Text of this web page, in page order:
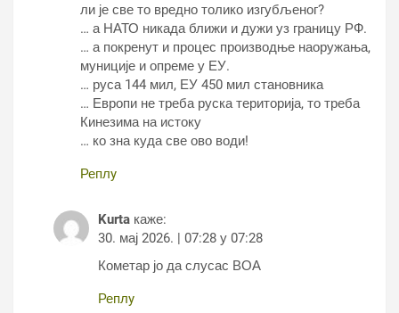
ли је све то вредно толико изгубљеног?
… а НАТО никада ближи и дужи уз границу РФ.
… а покренут и процес производње наоружања,
муниције и опреме у ЕУ.
… руса 144 мил, ЕУ 450 мил становника
… Европи не треба руска територија, то треба
Кинезима на истоку
… ко зна куда све ово води!
Реплy
Kurta каже:
30. мај 2026. | 07:28 у 07:28
Кометар јо да слусас ВОА
Реплy